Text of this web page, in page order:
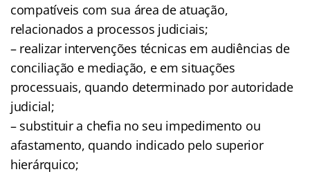
compatíveis com sua área de atuação,
relacionados a processos judiciais;
– realizar intervenções técnicas em audiências de
conciliação e mediação, e em situações
processuais, quando determinado por autoridade
judicial;
– substituir a chefia no seu impedimento ou
afastamento, quando indicado pelo superior
hierárquico;